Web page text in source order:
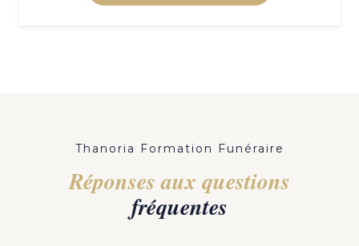
Thanoria Formation Funéraire
Réponses aux questions
fréquentes